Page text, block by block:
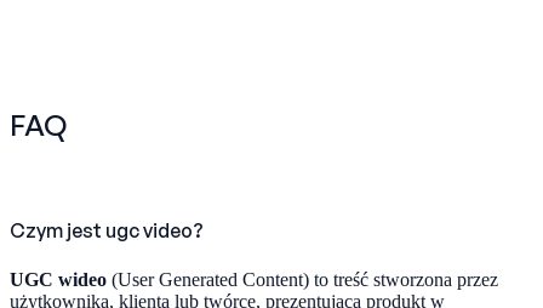
FAQ
Czym jest ugc video?
UGC wideo (User Generated Content) to treść stworzona przez
użytkownika, klienta lub twórcę, prezentująca produkt w